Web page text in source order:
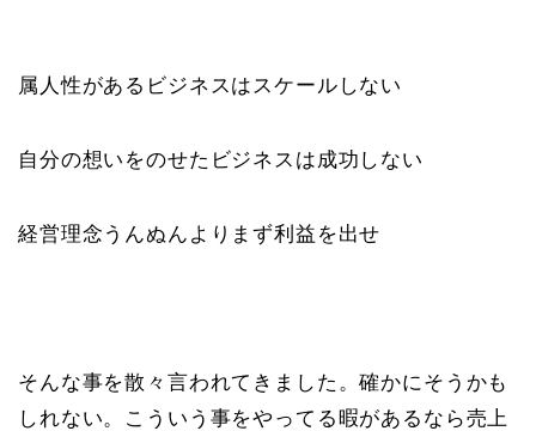
属人性があるビジネスはスケールしない
自分の想いをのせたビジネスは成功しない
経営理念うんぬんよりまず利益を出せ
そんな事を散々言われてきました。確かにそうかも
しれない。こういう事をやってる暇があるなら売上